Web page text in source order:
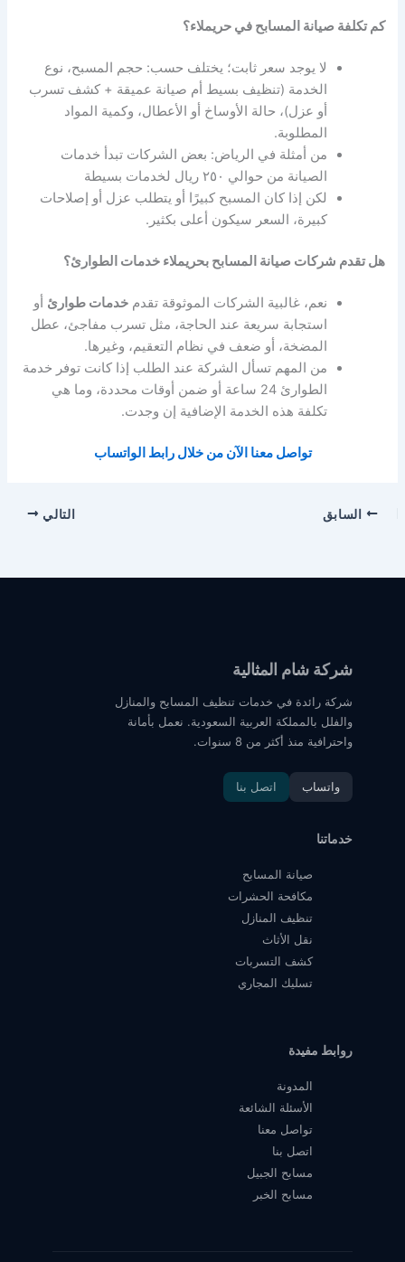
كم تكلفة صيانة المسابح في حريملاء؟
لا يوجد سعر ثابت؛ يختلف حسب: حجم المسبح، نوع
الخدمة (تنظيف بسيط أم صيانة عميقة + كشف تسرب
أو عزل)، حالة الأوساخ أو الأعطال، وكمية المواد
المطلوبة.
من أمثلة في الرياض: بعض الشركات تبدأ خدمات
الصيانة من حوالي ٢٥٠ ريال لخدمات بسيطة
لكن إذا كان المسبح كبيرًا أو يتطلب عزل أو إصلاحات
كبيرة، السعر سيكون أعلى بكثير.
هل تقدم شركات صيانة المسابح بحريملاء خدمات الطوارئ؟
نعم، غالبية الشركات الموثوقة تقدمخدمات طوارئ أو
استجابة سريعة عند الحاجة، مثل تسرب مفاجئ، عطل
المضخة، أو ضعف في نظام التعقيم، وغيرها.
من المهم تسأل الشركة عند الطلب إذا كانت توفر خدمة
الطوارئ 24 ساعة أو ضمن أوقات محددة، وما هي
تكلفة هذه الخدمة الإضافية إن وجدت.
تواصل معنا الآن من خلال رابط الواتساب
السابق التالي
شركة شام المثالية
شركة رائدة في خدمات تنظيف المسابح والمنازل
والفلل بالمملكة العربية السعودية. نعمل بأمانة
واحترافية منذ أكثر من 8 سنوات.
واتساب اتصل بنا
خدماتنا
صيانة المسابح
مكافحة الحشرات
تنظيف المنازل
نقل الأثاث
كشف التسربات
تسليك المجاري
روابط مفيدة
المدونة
الأسئلة الشائعة
تواصل معنا
اتصل بنا
مسابح الجبيل
مسابح الخبر